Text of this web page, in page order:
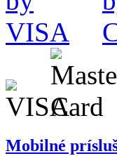
Mobilné